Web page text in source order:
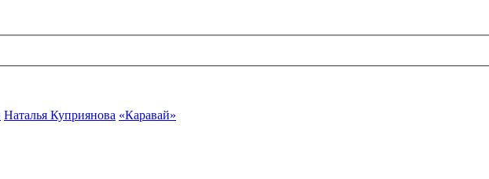
Наталья Куприянова «Каравай»